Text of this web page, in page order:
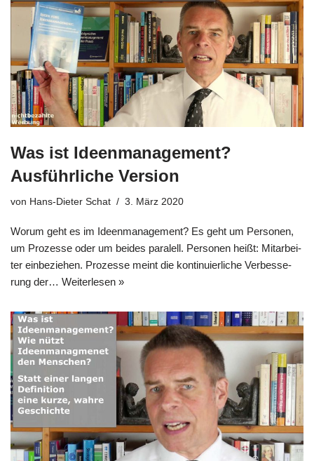
Was ist Ideenmanagement?
Ausführliche Version
von Hans-Dieter Schat 3. März 2020
Wor­um geht es im Ideen­ma­nage­ment? Es geht um Per­so­nen,
um Pro­zes­se oder um bei­des paralell. Per­so­nen heißt: Mit­ar­bei­
ter ein­be­zie­hen. Pro­zes­se meint die kon­ti­nu­ier­li­che Ver­bes­se­
rung der… Wei­ter­le­sen »